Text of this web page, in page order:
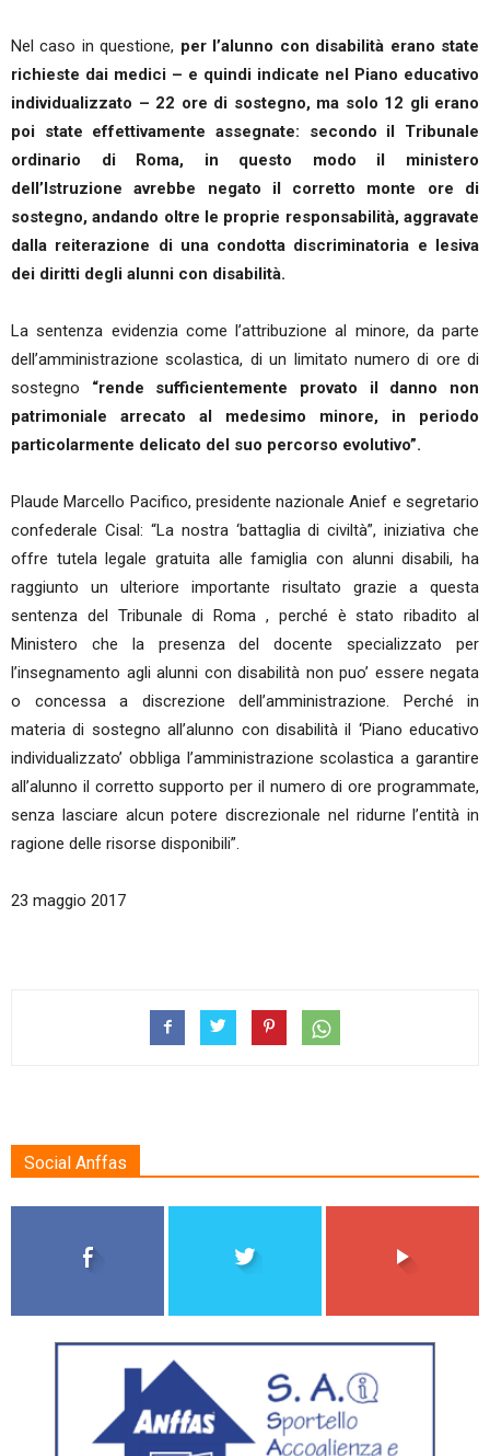
Nel caso in questione, per l’alunno con disabilità erano state
richieste dai medici – e quindi indicate nel Piano educativo
individualizzato – 22 ore di sostegno, ma solo 12 gli erano
poi state effettivamente assegnate: secondo il Tribunale
ordinario di Roma, in questo modo il ministero
dell’Istruzione avrebbe negato il corretto monte ore di
sostegno, andando oltre le proprie responsabilità, aggravate
dalla reiterazione di una condotta discriminatoria e lesiva
dei diritti degli alunni con disabilità.
La sentenza evidenzia come l’attribuzione al minore, da parte
dell’amministrazione scolastica, di un limitato numero di ore di
sostegno “rende sufficientemente provato il danno non
patrimoniale arrecato al medesimo minore, in periodo
particolarmente delicato del suo percorso evolutivo”.
Plaude Marcello Pacifico, presidente nazionale Anief e segretario
confederale Cisal: “La nostra ‘battaglia di civiltà”, iniziativa che
offre tutela legale gratuita alle famiglia con alunni disabili, ha
raggiunto un ulteriore importante risultato grazie a questa
sentenza del Tribunale di Roma , perché è stato ribadito al
Ministero che la presenza del docente specializzato per
l’insegnamento agli alunni con disabilità non puo’ essere negata
o concessa a discrezione dell’amministrazione. Perché in
materia di sostegno all’alunno con disabilità il ‘Piano educativo
individualizzato’ obbliga l’amministrazione scolastica a garantire
all’alunno il corretto supporto per il numero di ore programmate,
senza lasciare alcun potere discrezionale nel ridurne l’entità in
ragione delle risorse disponibili”.
23 maggio 2017
Social Anffas